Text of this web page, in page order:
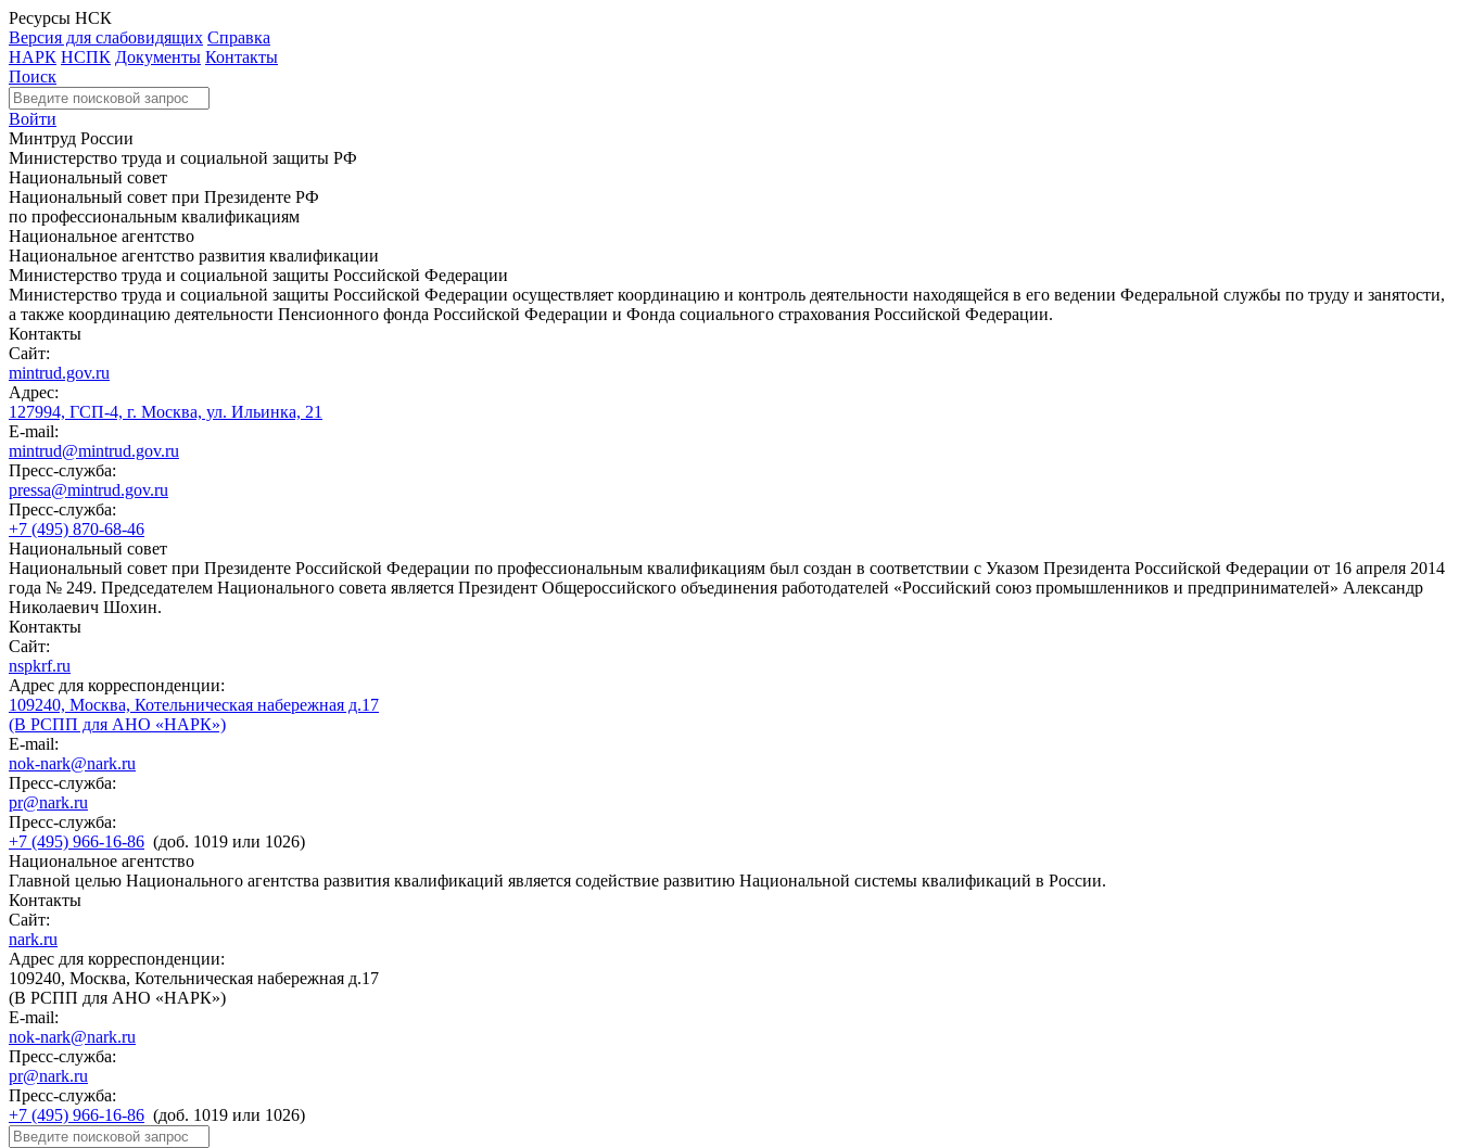
Ресурсы НСК
Версия для слабовидящих Справка
НАРК НСПК Документы Контакты
Поиск
Войти
Минтруд России
Министерство труда и социальной защиты РФ
Национальный совет
Национальный совет при Президенте РФ
по профессиональным квалификациям
Национальное агентство
Национальное агентство развития квалификации
Министерство труда и социальной защиты Российской Федерации
Министерство труда и социальной защиты Российской Федерации осуществляет координацию и контроль деятельности находящейся в его ведении Федеральной службы по труду и занятости,
а также координацию деятельности Пенсионного фонда Российской Федерации и Фонда социального страхования Российской Федерации.
Контакты
Сайт:
mintrud.gov.ru
Адрес:
127994, ГСП-4, г. Москва, ул. Ильинка, 21
E-mail:
mintrud@mintrud.gov.ru
Пресс-служба:
pressa@mintrud.gov.ru
Пресс-служба:
+7 (495) 870-68-46
Национальный совет
Национальный совет при Президенте Российской Федерации по профессиональным квалификациям был создан в соответствии с Указом Президента Российской Федерации от 16 апреля 2014
года № 249. Председателем Национального совета является Президент Общероссийского объединения работодателей «Российский союз промышленников и предпринимателей» Александр
Николаевич Шохин.
Контакты
Сайт:
nspkrf.ru
Адрес для корреспонденции:
109240, Москва, Котельническая набережная д.17
(В РСПП для АНО «НАРК»)
E-mail:
nok-nark@nark.ru
Пресс-служба:
pr@nark.ru
Пресс-служба:
+7 (495) 966-16-86 (доб. 1019 или 1026)
Национальное агентство
Главной целью Национального агентства развития квалификаций является содействие развитию Национальной системы квалификаций в России.
Контакты
Сайт:
nark.ru
Адрес для корреспонденции:
109240, Москва, Котельническая набережная д.17
(В РСПП для АНО «НАРК»)
E-mail:
nok-nark@nark.ru
Пресс-служба:
pr@nark.ru
Пресс-служба:
+7 (495) 966-16-86 (доб. 1019 или 1026)